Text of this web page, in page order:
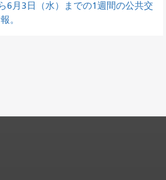
6月3日（水）までの1週間の公共交
。
ページで繰